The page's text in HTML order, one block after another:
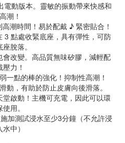
動版本。靈敏的振動帶來快感和
高潮！
潮時間！易於配戴 ♪ 緊密貼合！
3 點處收緊底座，具有彈性，可防
脫落。
改變。高品質無味矽膠，減輕配
壓力！
一點的棒的強化！抑制性高潮！
動，有助於防止皮膚向後滑落。
啟動！主機可充電，因此可以環
使用。
加測試浸水至少3分鐘（不允許浸
水中）